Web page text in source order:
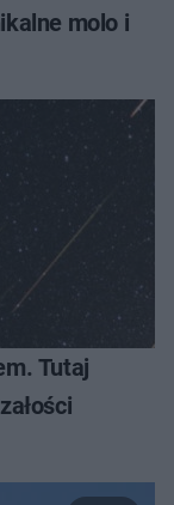
molo i
Tutaj